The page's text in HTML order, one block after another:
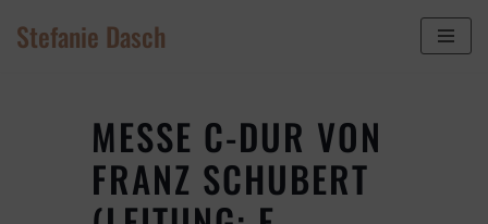
Stefanie Dasch
MESSE C-DUR VON
FRANZ SCHUBERT